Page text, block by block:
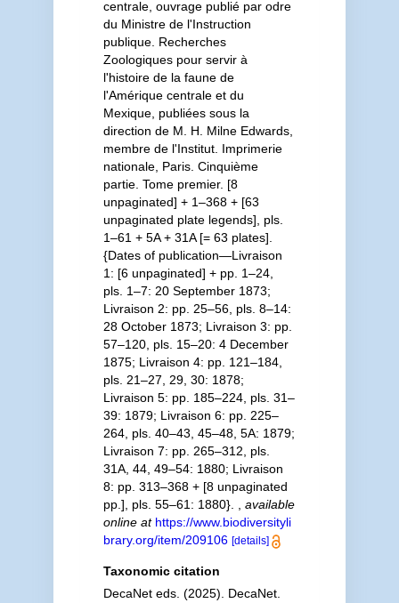
centrale, ouvrage publié par odre
du Ministre de l'Instruction
publique. Recherches
Zoologiques pour servir à
l'histoire de la faune de
l'Amérique centrale et du
Mexique, publiées sous la
direction de M. H. Milne Edwards,
membre de l'Institut. Imprimerie
nationale, Paris. Cinquième
partie. Tome premier. [8
unpaginated] + 1–368 + [63
unpaginated plate legends], pls.
1–61 + 5A + 31A [= 63 plates].
{Dates of publication—Livraison
1: [6 unpaginated] + pp. 1–24,
pls. 1–7: 20 September 1873;
Livraison 2: pp. 25–56, pls. 8–14:
28 October 1873; Livraison 3: pp.
57–120, pls. 15–20: 4 December
1875; Livraison 4: pp. 121–184,
pls. 21–27, 29, 30: 1878;
Livraison 5: pp. 185–224, pls. 31–
39: 1879; Livraison 6: pp. 225–
264, pls. 40–43, 45–48, 5A: 1879;
Livraison 7: pp. 265–312, pls.
31A, 44, 49–54: 1880; Livraison
8: pp. 313–368 + [8 unpaginated
pp.], pls. 55–61: 1880}.
available
online at https://www.biodiversityli
brary.org/item/209106 [details]
Taxonomic citation
DecaNet eds. (2025). DecaNet.